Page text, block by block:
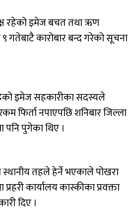
रहेको इमेज बचत तथा ऋण
गतेबाटै कारोबार बन्द गरेको सूचना
इमेज सहकारीका सदस्यले
नपाएपछि शनिबार जिल्ला
पनि पुगेका थिए ।
तहले हेर्ने भएकाले पोखरा
कार्यालय कास्कीका प्रवक्ता
दिए ।